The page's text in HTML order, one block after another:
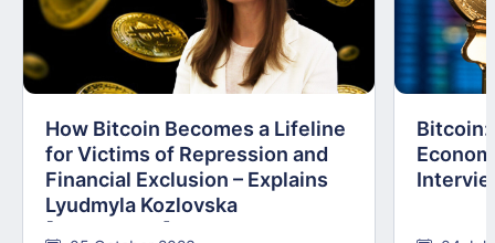
How Bitcoin Becomes a Lifeline
for Victims of Repression and
Financial Exclusion – Explains
Lyudmyla Kozlovska
Bitcoin: